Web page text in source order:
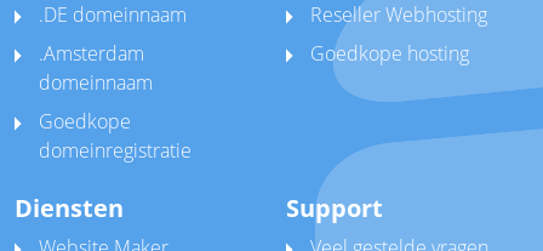
.DE domeinnaam
.Amsterdam
domeinnaam
Goedkope
domeinregistratie
Reseller Webhosting
Goedkope hosting
Diensten Support